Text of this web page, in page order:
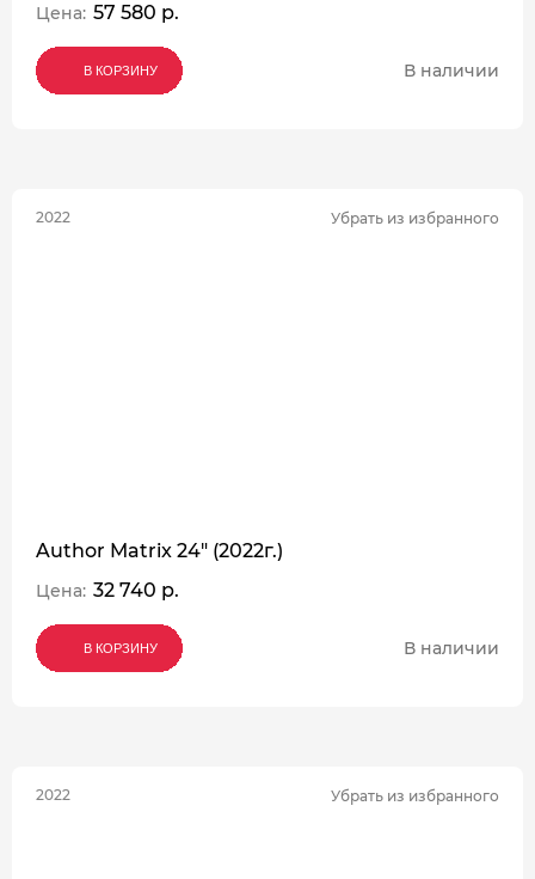
Цена: 57 580 р.
В КОРЗИНУ
В КОРЗИНУ
В КОРЗИНУ В наличии
2022 Убрать из избранного
Author Matrix 24" (2022г.)
Цена: 32 740 р.
В КОРЗИНУ
В КОРЗИНУ
В КОРЗИНУ В наличии
2022 Убрать из избранного